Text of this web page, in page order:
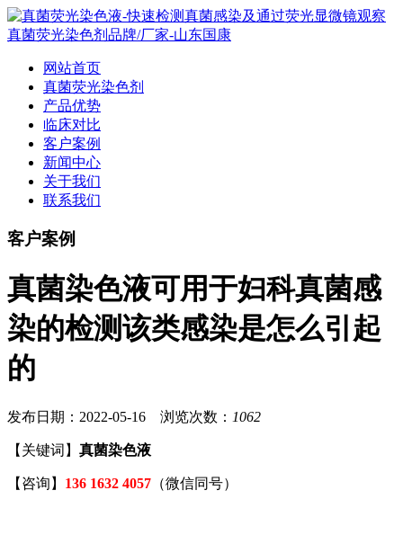
网站首页
真菌荧光染色剂
产品优势
临床对比
客户案例
新闻中心
关于我们
联系我们
客户案例
真菌染色液可用于妇科真菌感
染的检测该类感染是怎么引起
的
发布日期：2022-05-16 浏览次数： 1062
【关键词】 真菌染色液
【咨询】 136 1632 4057 （微信同号）